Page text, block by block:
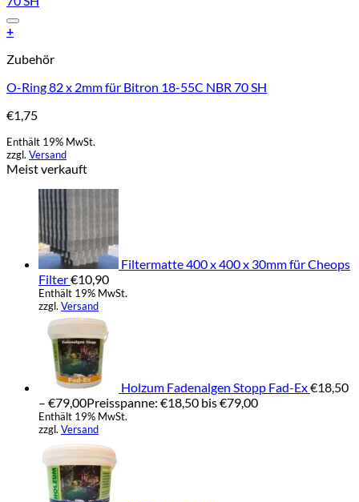
+
Zubehör
O-Ring 82 x 2mm für Bitron 18-55C NBR 70 SH
€1,75
Enthält 19% MwSt.
zzgl. Versand
Meist verkauft
Filtermatte 400 x 400 x 30mm für Cheops
Filter€10,90
Enthält 19% MwSt.
zzgl. Versand
Holzum Fadenalgen Stopp Fad-Ex€18,50
– €79,00Preisspanne: €18,50 bis €79,00
Enthält 19% MwSt.
zzgl. Versand